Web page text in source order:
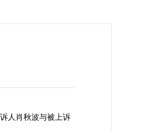
人肖秋波与被上诉